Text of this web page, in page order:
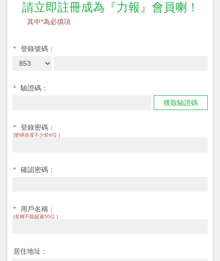
請立即註冊成為『力報』會員喇！
其中*為必填項
* 登錄號碼：
*
驗證碼：
獲取驗證碼
* 登錄密碼：
(密碼長度不少於6位 )
* 確認密碼：
* 用戶名稱：
(名稱不能超過50位 )
居住地址：